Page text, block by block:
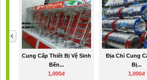
Cung Cấp Thiết Bị Vệ Sinh
Bến...
1,000đ
Địa Chỉ Cung
Bị...
1,000đ